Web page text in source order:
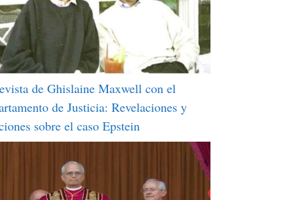
de Ghislaine Maxwell con el
de Justicia: Revelaciones y
sobre el caso Epstein